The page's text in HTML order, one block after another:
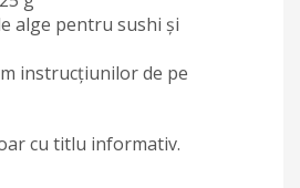
alge pentru sushi și
instrucțiunilor de pe
cu titlu informativ.